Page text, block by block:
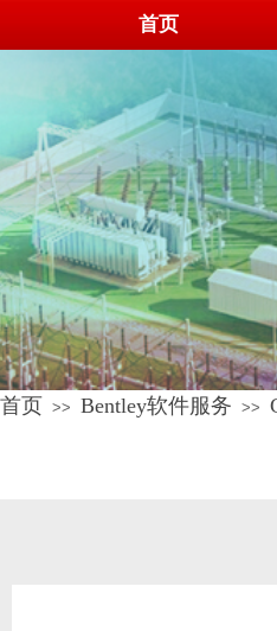
首页首页
首页 >> Bentley软件服务 >>